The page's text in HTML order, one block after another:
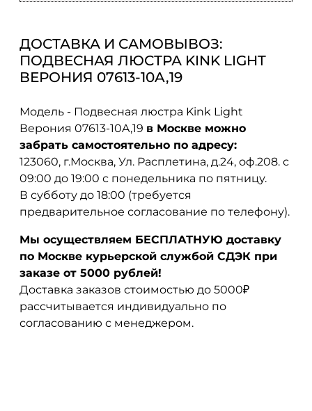
ДОСТАВКА И САМОВЫВОЗ:
ПОДВЕСНАЯ ЛЮСТРА KINK LIGHT
ВЕРОНИЯ 07613-10A,19
Модель - Подвесная люстра Kink Light
Верония 07613-10A,19 в Москве можно
забрать самостоятельно по адресу:
123060, г.Москва, Ул. Расплетина, д.24, оф.208. с
09:00 до 19:00 с понедельника по пятницу.
В субботу до 18:00 (требуется
предварительное согласование по телефону).
Мы осуществляем БЕСПЛАТНУЮ доставку
по Москве курьерской службой СДЭК при
заказе от 5000 рублей!
Доставка заказов стоимостью до 5000₽
рассчитывается индивидуально по
согласованию с менеджером.